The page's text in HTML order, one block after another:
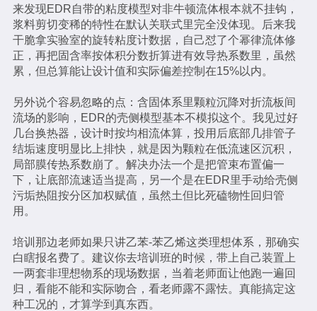
来发现EDR自带的粘度模型对非牛顿流体根本就不挂钩，
浆料剪切变稀的特性在默认关联式里完全没体现。后来我
干脆拿实验室的旋转粘度计数据，自己怼了个幂律流体修
正，再把固含率按体积分数折算进有效导热系数里，虽然
累，但总算能让设计值和实际偏差控制在15%以内。
另外说个容易忽略的点：含固体系里颗粒沉降对折流板间
流场的影响，EDR的壳侧模型基本不模拟这个。我见过好
几台换热器，设计时按均相流体算，投用后底部几排管子
结垢速度明显比上排快，就是因为颗粒在低流速区沉积，
局部膜传热系数崩了。解决办法一个是把管束布置偏一
下，让底部流速适当提高，另一个是在EDR里手动给壳侧
污垢热阻按分区加权赋值，虽然土但比死磕物性回归管
用。
培训那边老师如果只讲乙苯-苯乙烯这类理想体系，那确实
白瞎报名费了。建议你去培训班的时候，带上自己装置上
一两套非理想物系的现场数据，当着老师面让他跑一遍回
归，看能不能和实际吻合，看老师露不露怯。真能搞定这
种工况的，才算学到真东西。